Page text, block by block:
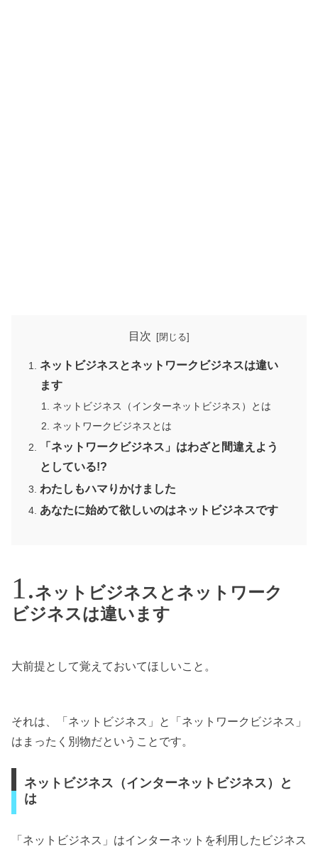
目次
ネットビジネスとネットワークビジネスは違い
ます
ネットビジネス（インターネットビジネス）とは
ネットワークビジネスとは
「ネットワークビジネス」はわざと間違えよう
としている!?
わたしもハマりかけました
あなたに始めて欲しいのはネットビジネスです
ネットビジネスとネットワーク
ビジネスは違います
大前提として覚えておいてほしいこと。
それは、「ネットビジネス」と「ネットワークビジネス」
はまったく別物だということです。
ネットビジネス（インターネットビジネス）と
は
「ネットビジネス」はインターネットを利用したビジネス